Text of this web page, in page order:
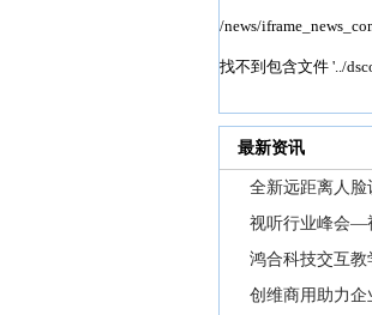
最新资讯
全新远距离人
视听行业峰会—
鸿合科技交互教
创维商用助力